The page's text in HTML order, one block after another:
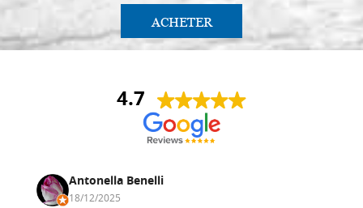
ACHETER
4.7
Antonella Benelli
18/12/2025